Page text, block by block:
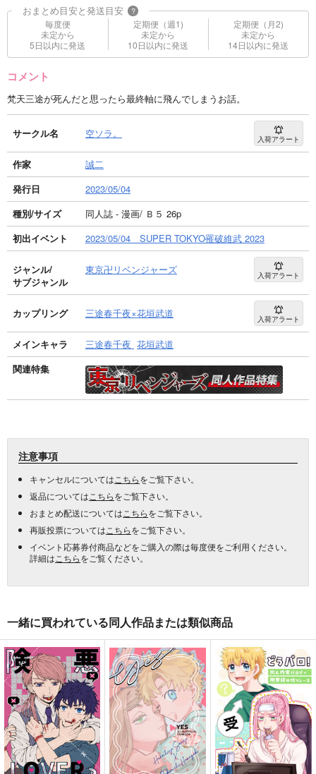
おまとめ目安と発送目安 ?
毎度便
未定から
5日以内に発送
定期便（週1)
未定から
10日以内に発送
定期便（月2)
未定から
14日以内に発送
コメント
梵天三途が死んだと思ったら最終軸に飛んでしまうお話。
サークル名 空ソラ。 入荷アラート
作家
誠二
発行日
2023/05/04
種別/サイズ
同人誌 - 漫画/ Ｂ５ 26p
初出イベント
2023/05/04 SUPER TOKYO罹破維武 2023
ジャンル/
サブジャンル
東京卍リベンジャーズ 入荷アラート
カップリング 三途春千夜×花垣武道 入荷アラート
メインキャラ 三途春千夜 花垣武道
関連特集
注意事項
キャンセルについては こちらをご覧下さい。
返品については こちらをご覧下さい。
おまとめ配送については こちらをご覧下さい。
再販投票については こちらをご覧下さい。
イベント応募券付商品などをご購入の際は毎度便をご利用ください。
詳細は こちらをご覧ください。
一緒に買われている同人作品または類似商品